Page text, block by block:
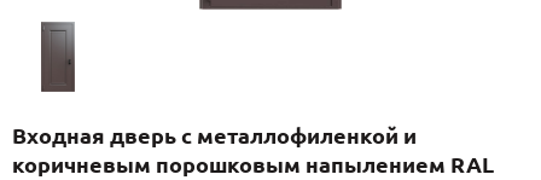
(29)
ПО НАЗНАЧЕНИЮ
ПО КОНСТРУКЦИИ
Входная дверь с металлофиленкой и
коричневым порошковым напылением RAL